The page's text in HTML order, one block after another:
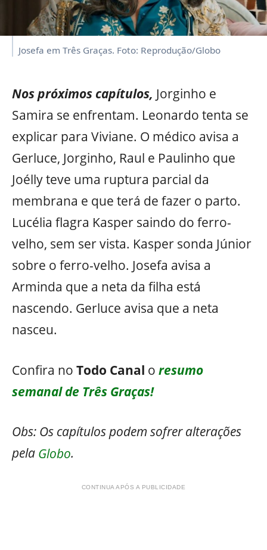
Josefa em Três Graças. Foto: Reprodução/Globo
Nos próximos capítulos, Jorginho e
Samira se enfrentam. Leonardo tenta se
explicar para Viviane. O médico avisa a
Gerluce, Jorginho, Raul e Paulinho que
Joélly teve uma ruptura parcial da
membrana e que terá de fazer o parto.
Lucélia flagra Kasper saindo do ferro-
velho, sem ser vista. Kasper sonda Júnior
sobre o ferro-velho. Josefa avisa a
Arminda que a neta da filha está
nascendo. Gerluce avisa que a neta
nasceu.
Confira no Todo Canal o resumo
semanal de Três Graças!
Obs: Os capítulos podem sofrer alterações
pela Globo.
CONTINUA APÓS A PUBLICIDADE